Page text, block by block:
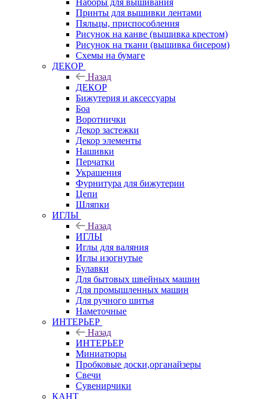
Наборы для вышивания
Принты для вышивки лентами
Пяльцы, приспособления
Рисунок на канве (вышивка крестом)
Рисунок на ткани (вышивка бисером)
Схемы на бумаге
ДЕКОР
Назад
ДЕКОР
Бижутерия и аксессуары
Боа
Воротнички
Декор застежки
Декор элементы
Нашивки
Перчатки
Украшения
Фурнитура для бижутерии
Цепи
Шляпки
ИГЛЫ
Назад
ИГЛЫ
Иглы для валяния
Иглы изогнутые
Булавки
Для бытовых швейных машин
Для промышленных машин
Для ручного шитья
Наметочные
ИНТЕРЬЕР
Назад
ИНТЕРЬЕР
Миниатюры
Пробковые доски,органайзеры
Свечи
Сувенирчики
КАНТ